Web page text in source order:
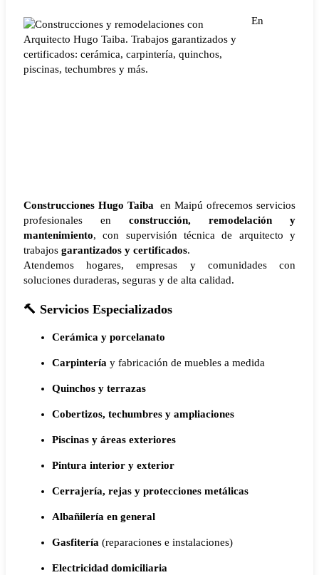
En
Construcciones Hugo Taibaen Maipú ofrecemos servicios
profesionales en construcción, remodelación y
mantenimiento, con supervisión técnica de arquitecto y
trabajos garantizados y certificados.
Atendemos hogares, empresas y comunidades con
soluciones duraderas, seguras y de alta calidad.
🔨 Servicios Especializados
Cerámica y porcelanato
Carpintería y fabricación de muebles a medida
Quinchos y terrazas
Cobertizos, techumbres y ampliaciones
Piscinas y áreas exteriores
Pintura interior y exterior
Cerrajería, rejas y protecciones metálicas
Albañilería en general
Gasfitería (reparaciones e instalaciones)
Electricidad domiciliaria